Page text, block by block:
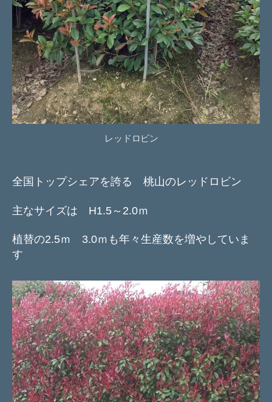
レッドロビン
全国トップシェアを誇る 桃山のレッドロビン
主なサイズは H1.5～2.0ｍ
植替の2.5ｍ 3.0ｍも年々生産数を増やしていま
す